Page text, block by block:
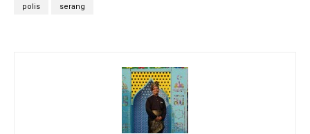
polis serang